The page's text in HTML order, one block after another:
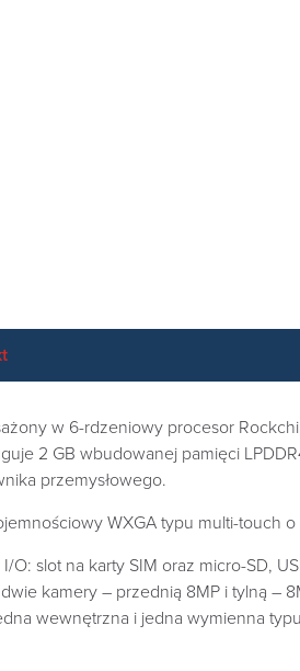
w 6-rdzeniowy procesor
2 GB wbudowanej pamięci
przemysłowego.
WXGA typu multi-
O: slot na karty SIM oraz micro-SD,
kamery – przednią 8MP i tylną
wewnętrzna i jedna wymienna